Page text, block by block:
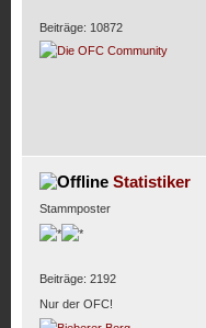
Beiträge: 10872
Statistiker
Stammposter
Beiträge: 2192
Nur der OFC!